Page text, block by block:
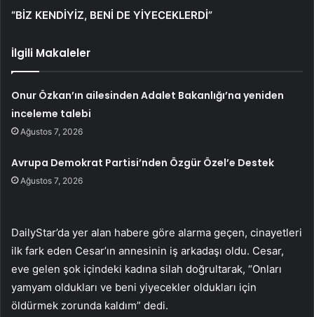
“BİZ KENDİYİZ, BENİ DE YİYECEKLERDİ”
İlgili Makaleler
Onur Özkan’ın ailesinden Adalet Bakanlığı’na yeniden
inceleme talebi
Ağustos 7, 2026
Avrupa Demokrat Partisi’nden Özgür Özel’e Destek
Ağustos 7, 2026
DailyStar’da yer alan habere göre alarma geçen, cinayetleri
ilk fark eden Cesar’ın annesinin iş arkadaşı oldu. Cesar,
eve gelen şok içindeki kadına silah doğrultarak, “Onları
yamyam oldukları ve beni yiyecekler oldukları için
öldürmek zorunda kaldım” dedi.